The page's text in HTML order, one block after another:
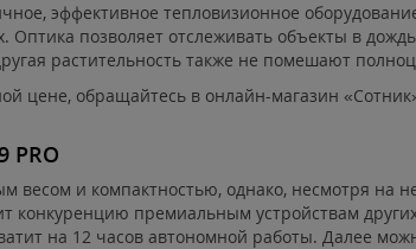
эффективное тепловизионное
позволяет отслеживать объекты в
растительность также не помешают
цене, обращайтесь в онлайн-магазин
PRO
весом и компактностью, однако, несмотря на
конкуренцию премиальным устройствам
на 12 часов автономной работы. Далее